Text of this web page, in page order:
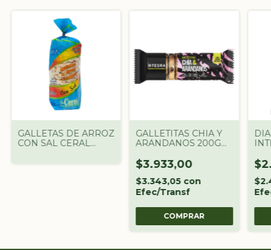
GALLETAS DE ARROZ
CON SAL CERAL
GALLETITAS CHIA Y
ARANDANOS 200G
$3.933,00
$3.343,05 con
Efec/Transf